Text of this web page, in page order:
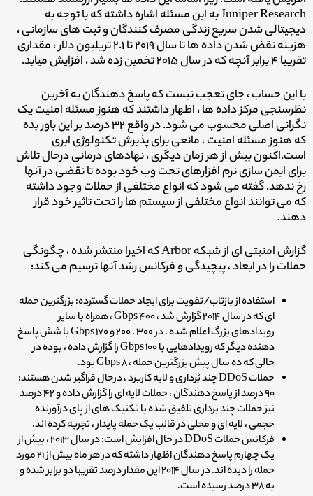
Juniper Research به این مسئله اشاره داشته که با توجه به
دیجیتالی شدن سریع زندگی مصرف کنندگان و ثبت های سازمانی ،
هزینه نقض شدن داده ها تا سال ۲۰۱۹ تا ۲.۱ تریلیون دلار ، مقداری
تقریبا ۴ برابر آنچه که در سال ۲۰۱۵ تخمین زده شد ، افزایش میابد.
با این حساب ، جای تعجب نیست که پاسخ دهندگان به آخرین
نظرسنجی مرکز داده ها ، اظهار داشتند که هنوز مسئله امنیت یک
نگرانی اصلی محسوب می شود. در واقع ۳۲ درصد بر این باور بده
که هنوز مسئله امنیت ، مانعی برای پذیرش تکنولوژی ابری
است.اکنون بیش از هر زمان دیگری ، نهادهای درمانی درحال تلاش
برای ایمن سازی نرم افزارهای تحت وب خود بوده تا نقضی در آنها
رخ ندهد.گفته می شود که انواع مختلفی از حملات وجود داشته
که می توانند انواع مختلفی از سیستم ها را تحت تاثیر خود قرار
دهند.
گزارش امنیتی ای از شبکه Arbor که اخیرا منتشر شده ، چگونگی
حملات را در ابعاد ، پیچیدگی و فرکانس رشد آنها ترسیم می کند:
استفاده از بازتاب/تقویت برای ایجاد حملات گسترده: بزرگترین حمله
ای که در سال ۲۰۱۴ گزارش شد ، ۴۰۰ Gbps ، همراه با سایر
رویدادهای بزرگ اعلام شده ، در ۳۰۰ ، ۲۰۰ و ۱۷۰ Gbps با شش پاسخ
دهنده دیگر که رویدادهایی با ۱۰۰ Gbps را گزارش داده ، بوده در
حالی که ده سال پیش بزرگترین حمله ، ۸ Gbps بود.
حملات DDoS چند بُرداری و لایه کاربرد ، درحال فراگیر شدن هستند:
۹۰ درصد از پاسخ دهندگان ، حملات لایه ای را گزارش داده و ۴۲ درصد
نیز حملات چند برداری تلفیق شده با تکنیک های از پای درآورنده
حجمی ، لایه ای و محلی در قالب یک حمله پایدار ، تجربه کرده اند.
فرکانس حملات DDoS در حال افزایش است: در سال ۲۰۱۳ ، بیش از
یک چهارم پاسخ دهندگان اظهار داشته که در هر ماه بیش از ۲۱ مورد
حمله را دیده اند. در سال ۲۰۱۴ این مقدار درصد تقریبا دو برابر شده و
به ۳۸ درصد رسیده است.